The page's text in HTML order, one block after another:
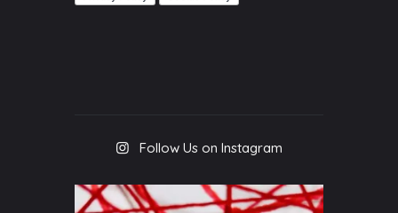
Follow Us on Instagram